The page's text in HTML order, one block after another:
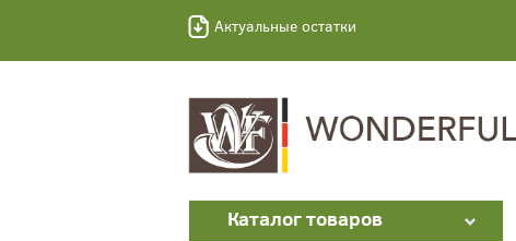
Актуальные остатки
Каталог товаров